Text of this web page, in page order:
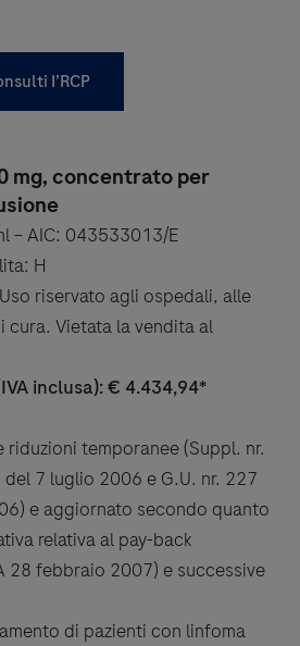
I’RCP
mg, concentrato per
– AIC: 043533013/E
H
riservato agli ospedali, alle
cura. Vietata la vendita al
inclusa): € 4.434,94*
riduzioni temporanee (Suppl. nr.
7 luglio 2006 e G.U. nr. 227
e aggiornato secondo quanto
relativa al pay-back
28 febbraio 2007) e successive
di pazienti con linfoma